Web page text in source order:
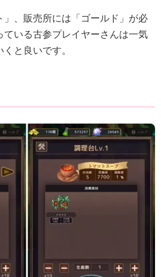
」、販売所には「ゴールド」が必
ている古参プレイヤーさんは一気
と良いです。